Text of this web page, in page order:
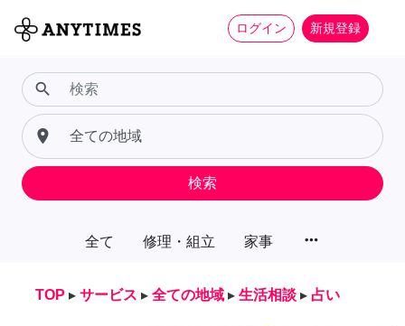
ログイン 新規登録
全て 修理・組立 家事 more_horiz
search
place
検索
TOP ▸ サービス ▸ 全ての地域 ▸ 生活相談 ▸ 占い